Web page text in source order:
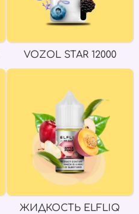
VOZOL STAR 12000
ЖИДКОСТЬ ELFLIQ